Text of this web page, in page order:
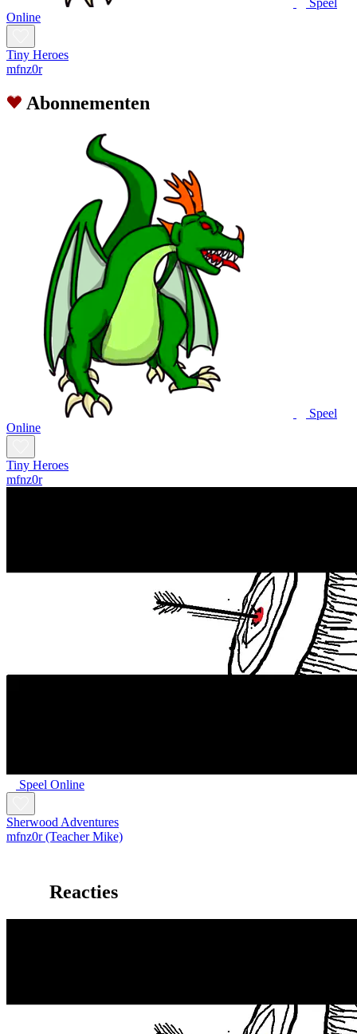
Speel
Online
Tiny Heroes
mfnz0r
Abonnementen
Speel
Online
Tiny Heroes
mfnz0r
Speel Online
Sherwood Adventures
mfnz0r (Teacher Mike)
Reacties